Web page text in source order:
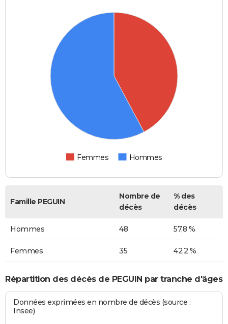
Femmes Hommes
Famille PEGUIN
Nombre de
décès
% des
décès
Hommes 48 57,8 %
Femmes 35 42,2 %
Répartition des décès de PEGUIN par tranche d'âges
Données exprimées en nombre de décès (source :
Insee)